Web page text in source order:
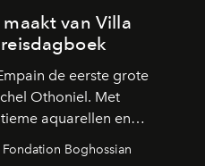
van Villa
de eerste grote
Othoniel. Met
aquarellen en
de Franse kunstenaar
werk de herinnering
Boghossian